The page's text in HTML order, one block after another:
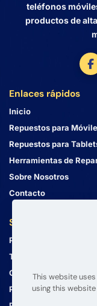
teléfonos
productos de
Enlaces rápidos
Inicio
Repuestos para
Repuestos para
Herramientas de
Sobre Nosotros
Contacto
Servicio al Cliente
Política de Privacidad
Términos y Condiciones
Guía de Envío
Política de Devolución
This website
using this